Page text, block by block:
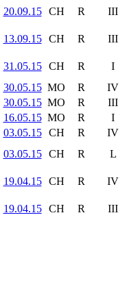
20.09.15
CH R III
13.09.15 CH R III
31.05.15 CH R I
30.05.15 MO R IV
30.05.15 MO R III
16.05.15 MO R I
03.05.15
CH R IV
03.05.15
CH R L
19.04.15 CH R IV
19.04.15 CH R III